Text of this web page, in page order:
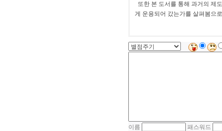
또한 본 도서를 통해 과거의 제
게 운용되어 갔는가를 살펴봄으
이름 패스워드